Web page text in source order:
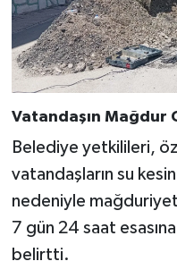
Vatandaşın Mağdur
Belediye yetkilileri,
vatandaşların su
nedeniyle
7 gün 24 saat
belirtti.